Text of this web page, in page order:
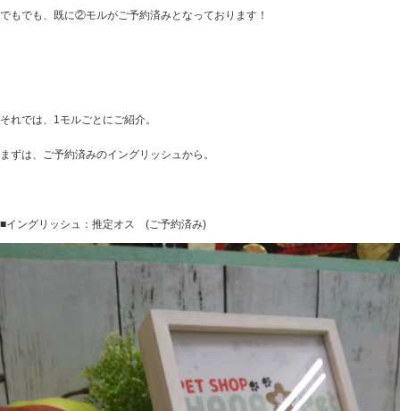
でもでも、既に②モルがご予約済みとなっております！
それでは、1モルごとにご紹介。
まずは、ご予約済みのイングリッシュから。
■イングリッシュ：推定オス (ご予約済み)